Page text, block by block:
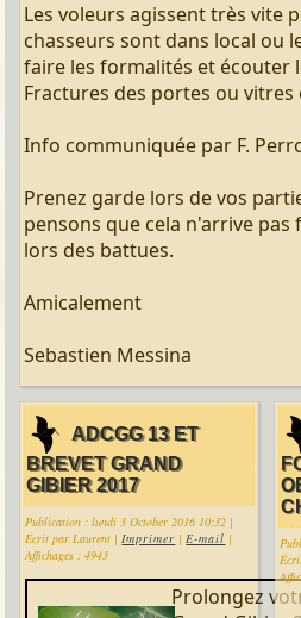
Les voleurs agissent très vite
chasseurs sont dans local ou
faire les formalités et écouter
Fractures des portes ou vitres
Info communiquée par F.
Prenez garde lors de vos
pensons que cela n'arrive
lors des battues.
Amicalement
Sebastien Messina
ADCGG 13 ET
BREVET GRAND
GIBIER 2017
Publication : lundi 3 October 2016 10:32 |
Écrit par Laurent |Imprimer |E-mail |
Affichages : 4943
Prolongez